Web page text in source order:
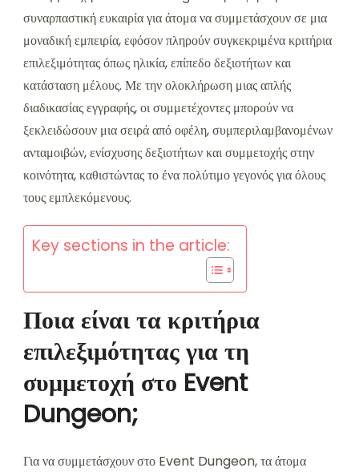
συναρπαστική ευκαιρία για άτομα να συμμετάσχουν σε μια
μοναδική εμπειρία, εφόσον πληρούν συγκεκριμένα κριτήρια
επιλεξιμότητας όπως ηλικία, επίπεδο δεξιοτήτων και
κατάσταση μέλους. Με την ολοκλήρωση μιας απλής
διαδικασίας εγγραφής, οι συμμετέχοντες μπορούν να
ξεκλειδώσουν μια σειρά από οφέλη, συμπεριλαμβανομένων
ανταμοιβών, ενίσχυσης δεξιοτήτων και συμμετοχής στην
κοινότητα, καθιστώντας το ένα πολύτιμο γεγονός για όλους
τους εμπλεκόμενους.
Key sections in the article:
Ποια είναι τα κριτήρια
επιλεξιμότητας για τη
συμμετοχή στο Event
Dungeon;
Για να συμμετάσχουν στο Event Dungeon, τα άτομα